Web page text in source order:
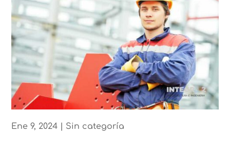
Ene 9, 2024 Sin categoría